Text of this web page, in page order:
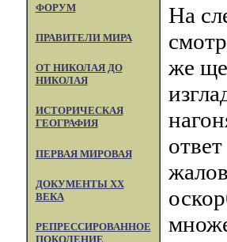
ФОРУМ
ПРАВИТЕЛИ МИРА
ОТ НИКОЛАЯ ДО
НИКОЛАЯ
ИСТОРИЧЕСКАЯ
ГЕОГРАФИЯ
ПЕРВАЯ МИРОВАЯ
ДОКУМЕНТЫ XX
ВЕКА
РЕПРЕССИРОВАННОЕ
ПОКОЛЕНИЕ
На
же